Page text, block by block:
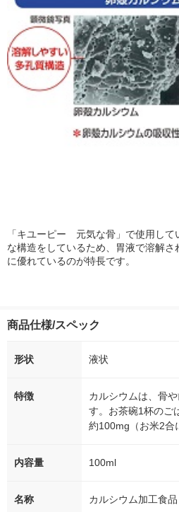
「キユーピー 元気な骨」で使用して
な構造をしているため、胃液で溶解
に優れているのが特長です。
商品仕様/スペック
形状 液状
特徴
カルシウムは、骨
す。お茶碗1杯のご
約100mg（お米2合
内容量 100ml
名称 カルシウム加工食品